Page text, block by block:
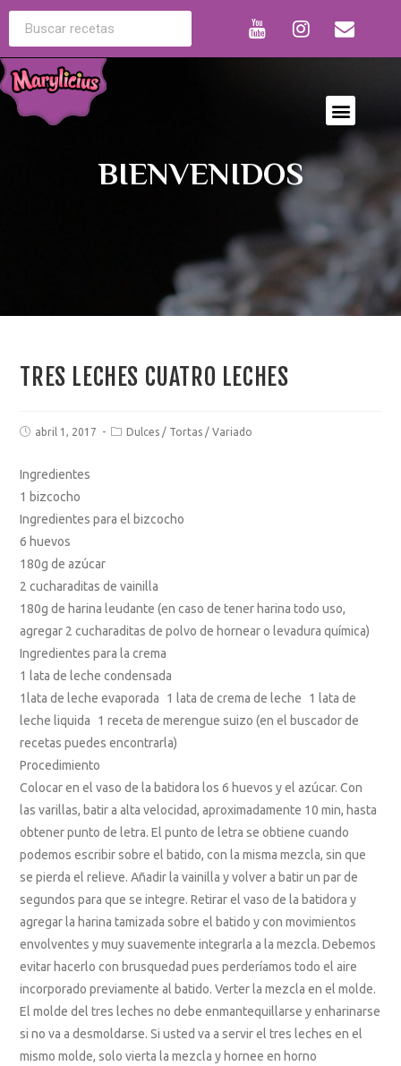
BIENVENIDOS
TRES LECHES CUATRO LECHES
abril 1, 2017 Dulces / Tortas / Variado
Ingredientes
1 bizcocho
Ingredientes para el bizcocho
6 huevos
180g de azúcar
2 cucharaditas de vainilla
180g de harina leudante (en caso de tener harina todo uso,
agregar 2 cucharaditas de polvo de hornear o levadura química)
Ingredientes para la crema
1 lata de leche condensada
1lata de leche evaporada 1 lata de crema de leche 1 lata de
leche liquida 1 receta de merengue suizo (en el buscador de
recetas puedes encontrarla)
Procedimiento
Colocar en el vaso de la batidora los 6 huevos y el azúcar. Con
las varillas, batir a alta velocidad, aproximadamente 10 min, hasta
obtener punto de letra. El punto de letra se obtiene cuando
podemos escribir sobre el batido, con la misma mezcla, sin que
se pierda el relieve. Añadir la vainilla y volver a batir un par de
segundos para que se integre. Retirar el vaso de la batidora y
agregar la harina tamizada sobre el batido y con movimientos
envolventes y muy suavemente integrarla a la mezcla. Debemos
evitar hacerlo con brusquedad pues perderíamos todo el aire
incorporado previamente al batido. Verter la mezcla en el molde.
El molde del tres leches no debe enmantequillarse y enharinarse
si no va a desmoldarse. Si usted va a servir el tres leches en el
mismo molde, solo vierta la mezcla y hornee en horno